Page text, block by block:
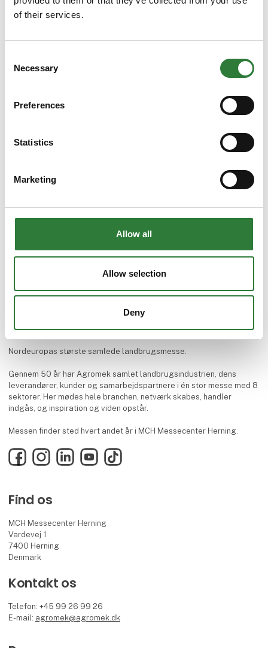
of their services.
Selection
Necessary
Preferences
Statistics
Marketing
Allow all
Allow selection
Deny
Email: post@bigdutchman.dk
Nordeuropas største samlede landbrugsmesse.
Gennem 50 år har Agromek samlet landbrugsindustrien, dens
leverandører, kunder og samarbejdspartnere i én stor messe med 8
sektorer. Her mødes hele branchen, netværk skabes, handler
indgås, og inspiration og viden opstår.
Messen finder sted hvert andet år i MCH Messecenter Herning.
FacebookInstagramLinkedInYouTubeTikTok
Find os
MCH Messecenter Herning
Vardevej 1
7400 Herning
Denmark
Kontakt os
Telefon: +45 99 26 99 26
E-mail: agromek@agromek.dk